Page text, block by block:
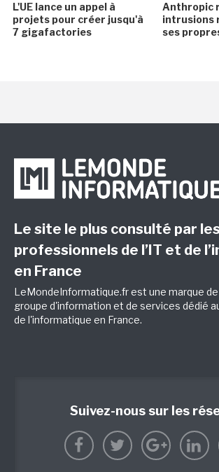
L'UE lance un appel à
projets pour créer jusqu'à
7 gigafactories
Anthropic
intrusions
ses
Le site le plus consulté par les
professionnels de l’IT et de
en France
LeMondeInformatique.fr est une marque de
groupe d'information et de services dédié
de l'informatique en France.
Suivez-nous sur les